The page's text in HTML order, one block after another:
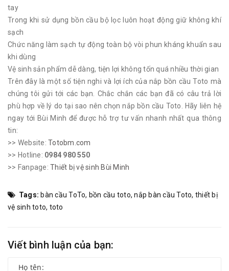
tay
Trong khi sử dụng bồn cầu bộ lọc luôn hoạt động giữ không khí
sạch
Chức năng làm sạch tự động toàn bộ vòi phun kháng khuẩn sau
khi dùng
Vệ sinh sản phẩm dễ dàng, tiện lợi không tốn quá nhiều thời gian
Trên đây là một số tiện nghi và lợi ích của nắp bồn cầu Toto mà
chúng tôi gửi tới các bạn. Chắc chắn các bạn đã có câu trả lời
phù hợp về lý do tại sao nên chọn nắp bồn cầu Toto. Hãy liên hệ
ngay tới Bùi Minh để được hỗ trợ tư vấn nhanh nhất qua thông
tin:
>> Website: Totobm.com
>> Hotline: 0984 980 550
>> Fanpage: Thiết bị vệ sinh Bùi Minh
Tags: bàn cầu ToTo, bồn cầu toto,nắp bàn cầu Toto, thiết bị
vệ sinh toto, toto
Viết bình luận của bạn: